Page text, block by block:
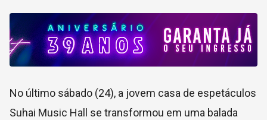
No último sábado (24), a jovem casa de espetáculos
Suhai Music Hall se transformou em uma balada